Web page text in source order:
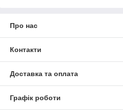
Про нас
Контакти
Доставка та оплата
Графік роботи